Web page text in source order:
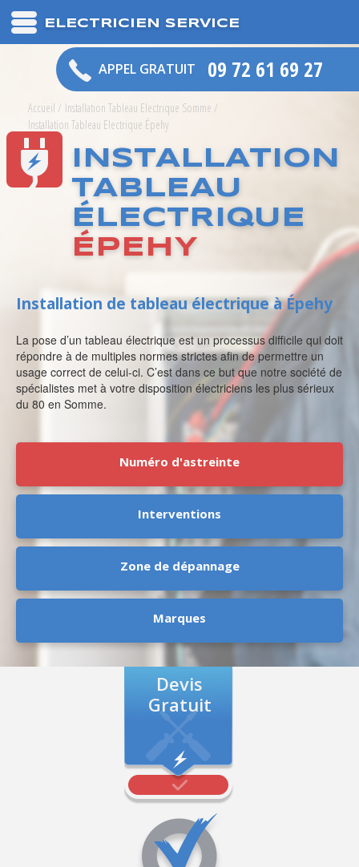
ELECTRICIEN SERVICE
APPEL GRATUIT 09 72 61 69 27
Accueil / Installation Tableau Electrique Somme /
Installation Tableau Electrique Épehy
INSTALLATION
TABLEAU
ÉLECTRIQUE
ÉPEHY
Installation de tableau électrique à Épehy
La pose d’un tableau électrique est un processus difficile qui doit
répondre à de multiples normes strictes afin de permettre un
usage correct de celui-ci. C’est dans ce but que notre société de
spécialistes met à votre disposition électriciens les plus sérieux
du 80 en Somme.
Numéro d'astreinte
Interventions
Zone de dépannage
Marques
Devis
Gratuit